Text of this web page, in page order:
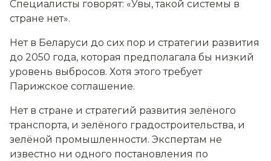
Специалисты говорят: «Увы, такой системы в
стране нет».
Нет в Беларуси до сих пор и стратегии развития
до 2050 года, которая предполагала бы низкий
уровень выбросов. Хотя этого требует
Парижское соглашение.
Нет в стране и стратегий развития зелёного
транспорта, и зелёного градостроительства, и
зелёной промышленности. Экспертам не
известно ни одного постановления по